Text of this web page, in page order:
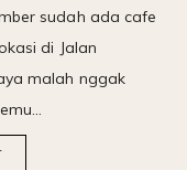
sudah ada cafe
di Jalan
malah nggak